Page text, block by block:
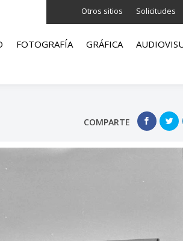
Otros sitios Solicitudes
FOTOGRAFÍA GRÁFICA
COMPARTE